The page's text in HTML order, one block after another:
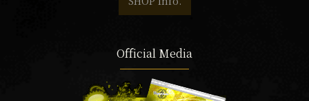
Official Media